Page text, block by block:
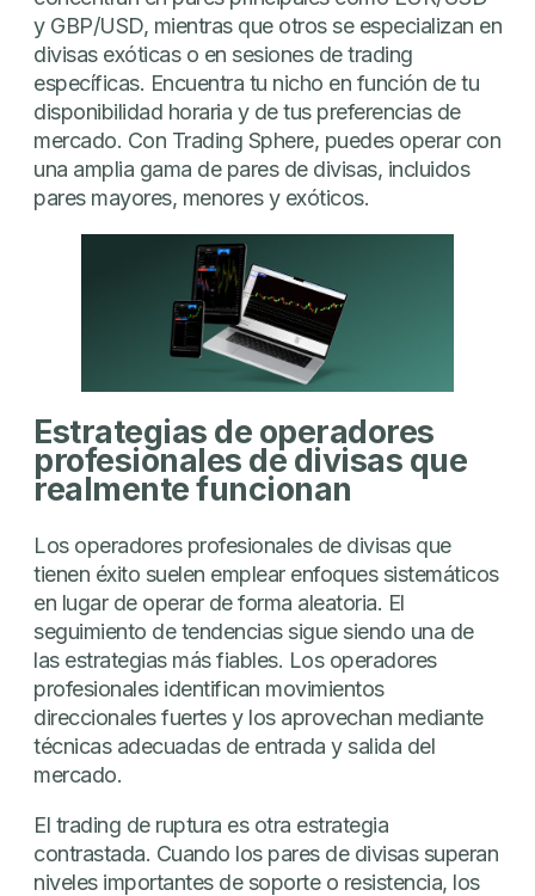
y GBP/USD, mientras que otros se especializan en
divisas exóticas o en sesiones de trading
específicas. Encuentra tu nicho en función de tu
disponibilidad horaria y de tus preferencias de
mercado. Con Trading Sphere, puedes operar con
una amplia gama de pares de divisas, incluidos
pares mayores, menores y exóticos.
Estrategias de operadores
profesionales de divisas que
realmente funcionan
Los operadores profesionales de divisas que
tienen éxito suelen emplear enfoques sistemáticos
en lugar de operar de forma aleatoria. El
seguimiento de tendencias sigue siendo una de
las estrategias más fiables. Los operadores
profesionales identifican movimientos
direccionales fuertes y los aprovechan mediante
técnicas adecuadas de entrada y salida del
mercado.
El trading de ruptura es otra estrategia
contrastada. Cuando los pares de divisas superan
niveles importantes de soporte o resistencia, los